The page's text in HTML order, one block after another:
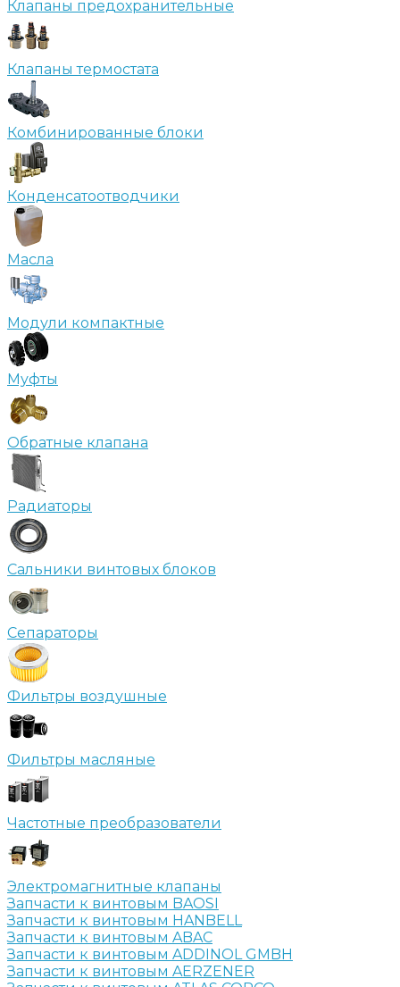
Клапаны предохранительные
Клапаны термостата
Комбинированные блоки
Конденсатоотводчики
Масла
Модули компактные
Муфты
Обратные клапана
Радиаторы
Сальники винтовых блоков
Сепараторы
Фильтры воздушные
Фильтры масляные
Частотные преобразователи
Электромагнитные клапаны
Запчасти к винтовым BAOSI
Запчасти к винтовым HANBELL
Запчасти к винтовым ABAC
Запчасти к винтовым ADDINOL GMBH
Запчасти к винтовым AERZENER